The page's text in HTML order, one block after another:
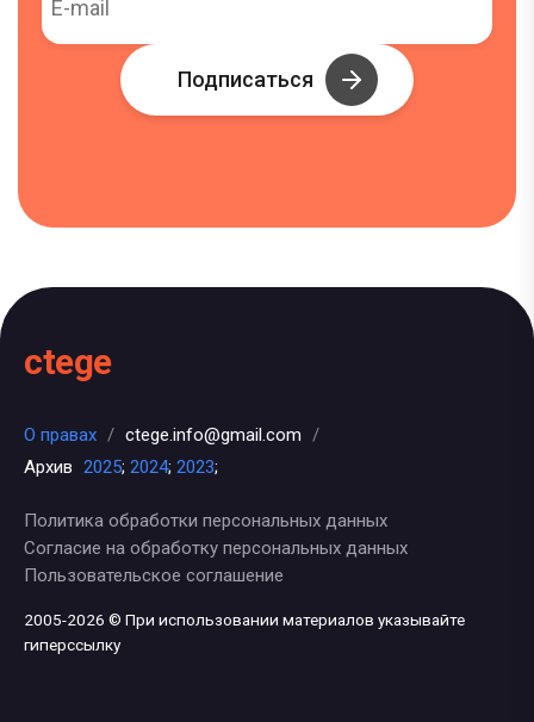
Подписаться
ctege
О правах / ctege.info@gmail.com /
Архив 2025; 2024; 2023;
Политика обработки персональных данных
Согласие на обработку персональных данных
Пользовательское соглашение
2005-2026 © При использовании материалов указывайте
гиперссылку